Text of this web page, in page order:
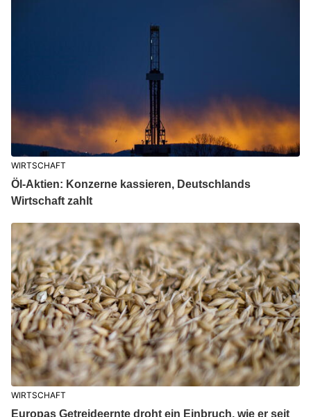
WIRTSCHAFT
Öl-Aktien: Konzerne kassieren, Deutschlands
Wirtschaft zahlt
WIRTSCHAFT
Europas Getreideernte droht ein Einbruch, wie er seit